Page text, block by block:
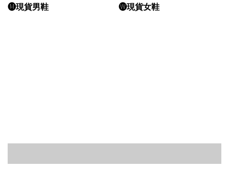
🅜現貨男鞋 🅦現貨女鞋
立即前往